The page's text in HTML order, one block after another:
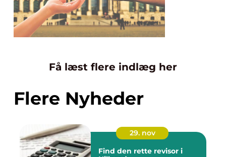
Få læst flere indlæg her
Flere Nyheder
29. nov
Find den rette revisor i